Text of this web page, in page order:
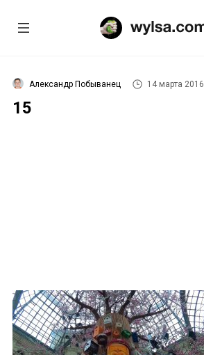
Александр Побыванец 14 марта 2016
15